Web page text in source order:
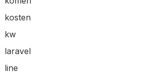
kosten
kw
laravel
line